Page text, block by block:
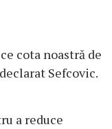
cota noastră de
Sefcovic.
a reduce